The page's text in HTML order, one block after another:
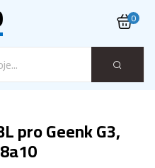
0
pro Geenk G3,